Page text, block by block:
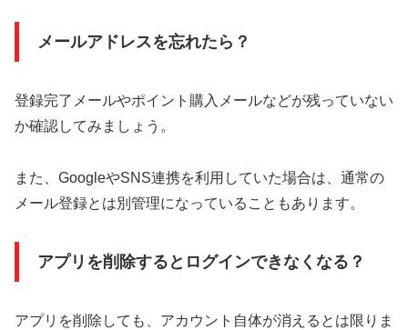
メールアドレスを忘れたら？
登録完了メールやポイント購入メールなどが残っていない
か確認してみましょう。
また、GoogleやSNS連携を利用していた場合は、通常の
メール登録とは別管理になっていることもあります。
アプリを削除するとログインできなくなる？
アプリを削除しても、アカウント自体が消えるとは限りま